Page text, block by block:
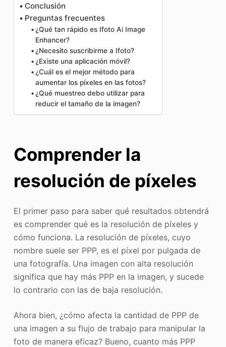
Conclusión
Preguntas frecuentes
¿Qué tan rápido es Ifoto Ai Image
Enhancer?
¿Necesito suscribirme a Ifoto?
¿Existe una aplicación móvil?
¿Cuál es el mejor método para
aumentar los píxeles en las fotos?
¿Qué muestreo debo utilizar para
reducir el tamaño de la imagen?
Comprender la
resolución de píxeles
El primer paso para saber qué resultados obtendrá
es comprender qué es la resolución de píxeles y
cómo funciona. La resolución de píxeles, cuyo
nombre suele ser PPP, es el píxel por pulgada de
una fotografía. Una imagen con alta resolución
significa que hay más PPP en la imagen, y sucede
lo contrario con las de baja resolución.
Ahora bien, ¿cómo afecta la cantidad de PPP de
una imagen a su flujo de trabajo para manipular la
foto de manera eficaz? Bueno, cuanto más PPP